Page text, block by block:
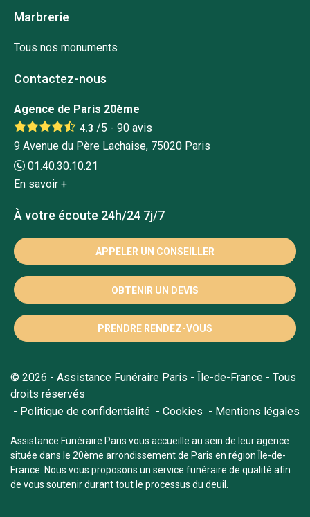
Marbrerie
Tous nos monuments
Contactez-nous
Agence de Paris 20ème
4.3 /5 - 90 avis
9 Avenue du Père Lachaise, 75020 Paris
01.40.30.10.21
En savoir +
À votre écoute 24h/24 7j/7
APPELER UN CONSEILLER
OBTENIR UN DEVIS
PRENDRE RENDEZ-VOUS
© 2026 - Assistance Funéraire Paris - Île-de-France - Tous
droits réservés
Politique de confidentialité
Cookies Mentions légales
Assistance Funéraire Paris vous accueille au sein de leur agence
située dans le 20ème arrondissement de Paris en région Île-de-
France. Nous vous proposons un service funéraire de qualité afin
de vous soutenir durant tout le processus du deuil.